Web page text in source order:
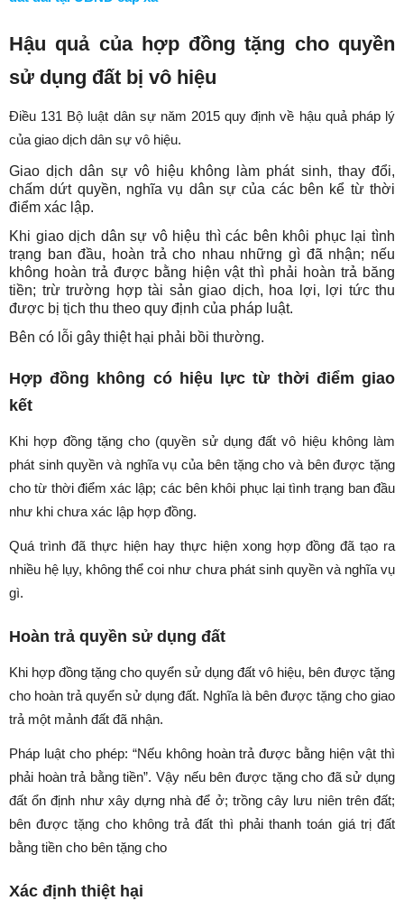
Hậu quả của hợp đồng tặng cho quyền
sử dụng đất bị vô hiệu
Điều 131 Bộ luật dân sự năm 2015 quy định về hậu quả pháp lý
của giao dịch dân sự vô hiệu.
Giao dịch dân sự vô hiệu không làm phát sinh, thay đổi,
chấm dứt quyền, nghĩa vụ dân sự của các bên kể từ thời
điểm xác lập.
Khi giao dịch dân sự vô hiệu thì các bên khôi phục lại tình
trạng ban đầu, hoàn trả cho nhau những gì đã nhận; nếu
không hoàn trả được bằng hiện vật thì phải hoàn trả băng
tiền; trừ trường hợp tài sản giao dịch, hoa lợi, lợi tức thu
được bị tịch thu theo quy định của pháp luật.
Bên có lỗi gây thiệt hại phải bồi thường.
Hợp đồng không có hiệu lực từ thời điểm giao
kết
Khi hợp đồng tặng cho (quyền sử dụng đất vô hiệu không làm
phát sinh quyền và nghĩa vụ của bên tặng cho và bên được tặng
cho từ thời điểm xác lập; các bên khôi phục lại tình trạng ban đầu
như khi chưa xác lập hợp đồng.
Quá trình đã thực hiện hay thực hiện xong hợp đồng đã tạo ra
nhiều hệ lụy, không thể coi như chưa phát sinh quyền và nghĩa vụ
gì.
Hoàn trả quyền sử dụng đất
Khi hợp đồng tặng cho quyển sử dụng đất vô hiệu, bên được tặng
cho hoàn trả quyển sử dụng đất. Nghĩa là bên được tặng cho giao
trả một mảnh đất đã nhận.
Pháp luật cho phép: “Nếu không hoàn trả được bằng hiện vật thì
phải hoàn trả bằng tiền”. Vậy nếu bên được tặng cho đã sử dụng
đất ổn định như xây dựng nhà để ở; trồng cây lưu niên trên đất;
bên được tặng cho không trả đất thì phải thanh toán giá trị đất
bằng tiền cho bên tặng cho
Xác định thiệt hại